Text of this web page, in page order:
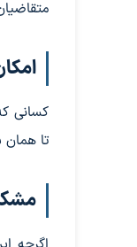
متقاضیان
کسانی
تا همان سقف ۱۰۰۰ دلار یا یورو را در